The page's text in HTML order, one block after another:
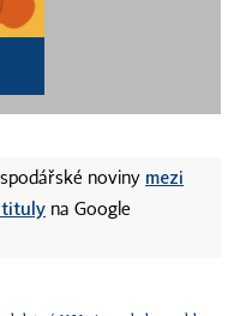
noviny mezi
tituly na Google